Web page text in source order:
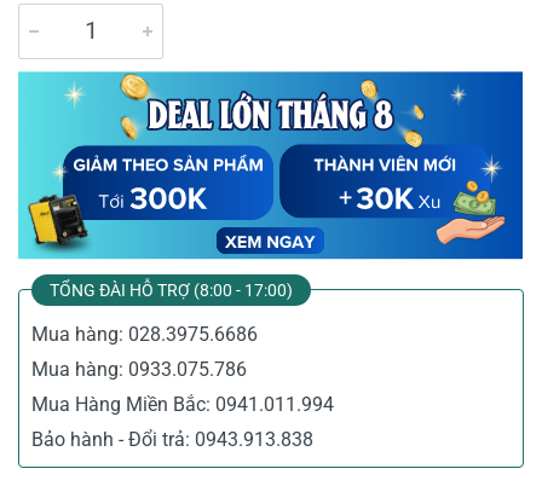
TỔNG ĐÀI HỖ TRỢ (8:00 - 17:00)
Mua hàng: 028.3975.6686
Mua hàng: 0933.075.786
Mua Hàng Miền Bắc: 0941.011.994
Bảo hành - Đổi trả: 0943.913.838